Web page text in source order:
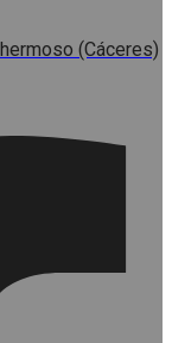
(Cáceres)